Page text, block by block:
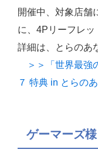
開催中、対象店舗
に、4Pリーフレッ
詳細は、とらのあ
＞＞「世界最強
７ 特典 in とらの
ゲーマーズ